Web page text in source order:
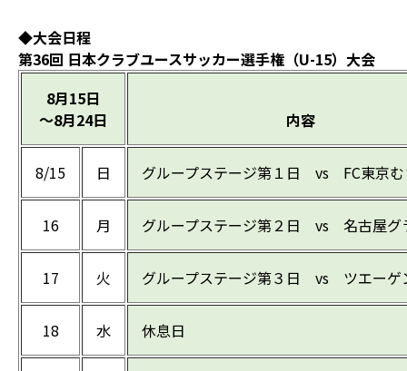
◆大会日程
第36回 日本クラブユースサッカー選手権（U-15）大会
8月15日
～8月24日
内容
8/15 日 グループステージ第１日 vs FC東京む
16 月 グループステージ第２日 vs 名古屋グ
17 火 グループステージ第３日 vs ツエーゲ
18 水 休息日